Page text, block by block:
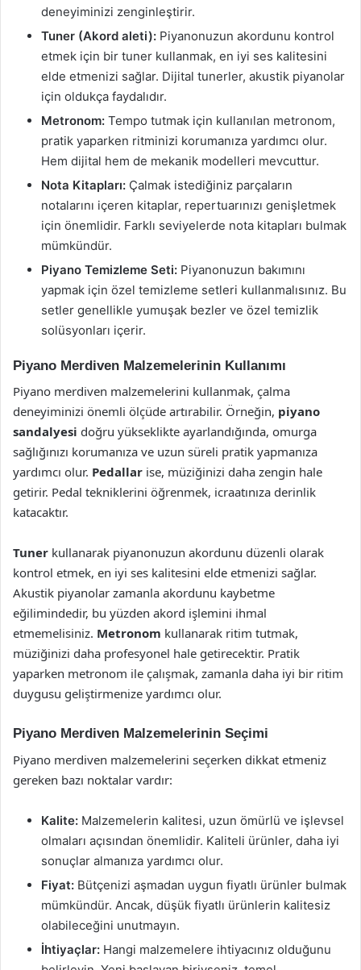
deneyiminizi zenginleştirir.
Tuner (Akord aleti): Piyanonuzun akordunu kontrol
etmek için bir tuner kullanmak, en iyi ses kalitesini
elde etmenizi sağlar. Dijital tunerler, akustik piyanolar
için oldukça faydalıdır.
Metronom: Tempo tutmak için kullanılan metronom,
pratik yaparken ritminizi korumanıza yardımcı olur.
Hem dijital hem de mekanik modelleri mevcuttur.
Nota Kitapları: Çalmak istediğiniz parçaların
notalarını içeren kitaplar, repertuarınızı genişletmek
için önemlidir. Farklı seviyelerde nota kitapları bulmak
mümkündür.
Piyano Temizleme Seti: Piyanonuzun bakımını
yapmak için özel temizleme setleri kullanmalısınız. Bu
setler genellikle yumuşak bezler ve özel temizlik
solüsyonları içerir.
Piyano Merdiven Malzemelerinin Kullanımı
Piyano merdiven malzemelerini kullanmak, çalma
deneyiminizi önemli ölçüde artırabilir. Örneğin, piyano
sandalyesi doğru yükseklikte ayarlandığında, omurga
sağlığınızı korumanıza ve uzun süreli pratik yapmanıza
yardımcı olur. Pedallar ise, müziğinizi daha zengin hale
getirir. Pedal tekniklerini öğrenmek, icraatınıza derinlik
katacaktır.
Tuner kullanarak piyanonuzun akordunu düzenli olarak
kontrol etmek, en iyi ses kalitesini elde etmenizi sağlar.
Akustik piyanolar zamanla akordunu kaybetme
eğilimindedir, bu yüzden akord işlemini ihmal
etmemelisiniz. Metronom kullanarak ritim tutmak,
müziğinizi daha profesyonel hale getirecektir. Pratik
yaparken metronom ile çalışmak, zamanla daha iyi bir ritim
duygusu geliştirmenize yardımcı olur.
Piyano Merdiven Malzemelerinin Seçimi
Piyano merdiven malzemelerini seçerken dikkat etmeniz
gereken bazı noktalar vardır:
Kalite: Malzemelerin kalitesi, uzun ömürlü ve işlevsel
olmaları açısından önemlidir. Kaliteli ürünler, daha iyi
sonuçlar almanıza yardımcı olur.
Fiyat: Bütçenizi aşmadan uygun fiyatlı ürünler bulmak
mümkündür. Ancak, düşük fiyatlı ürünlerin kalitesiz
olabileceğini unutmayın.
İhtiyaçlar: Hangi malzemelere ihtiyacınız olduğunu